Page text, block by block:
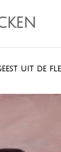
uit de